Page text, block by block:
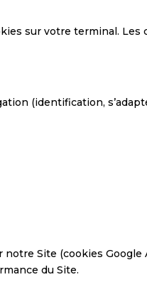
sur votre terminal. Les
(identification,
Site (cookies Google
du Site.